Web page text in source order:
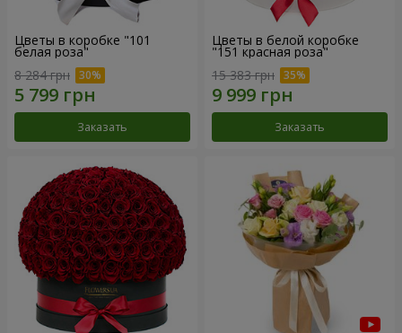
Цветы в коробке "101
белая роза"
8 284 грн
Заказать
Цветы в белой коробке
"151 красная роза"
15 383 грн
Заказать